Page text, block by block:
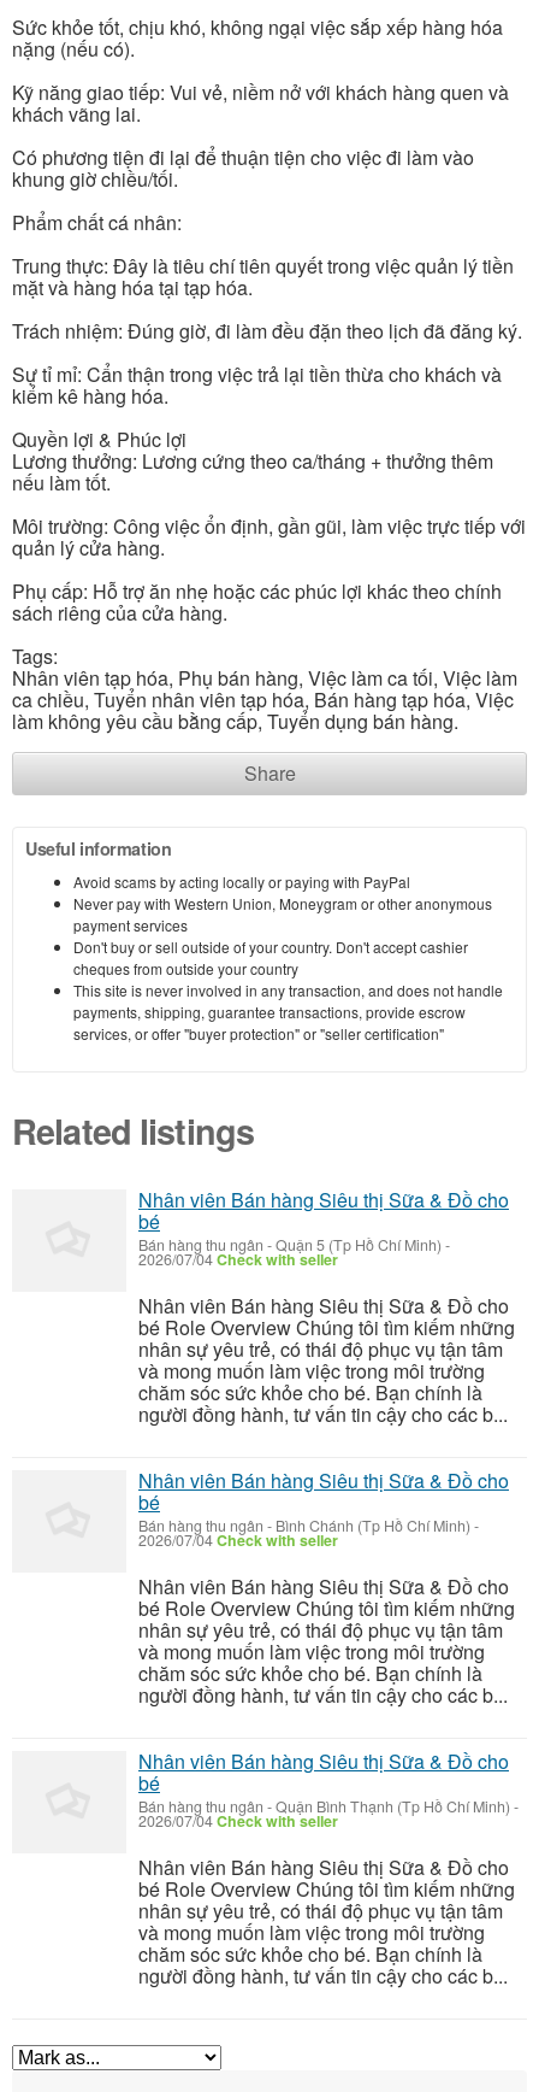
Sức khỏe tốt, chịu khó, không ngại việc sắp xếp hàng hóa
nặng (nếu có).
Kỹ năng giao tiếp: Vui vẻ, niềm nở với khách hàng quen và
khách vãng lai.
Có phương tiện đi lại để thuận tiện cho việc đi làm vào
khung giờ chiều/tối.
Phẩm chất cá nhân:
Trung thực: Đây là tiêu chí tiên quyết trong việc quản lý tiền
mặt và hàng hóa tại tạp hóa.
Trách nhiệm: Đúng giờ, đi làm đều đặn theo lịch đã đăng ký.
Sự tỉ mỉ: Cẩn thận trong việc trả lại tiền thừa cho khách và
kiểm kê hàng hóa.
Quyền lợi & Phúc lợi
Lương thưởng: Lương cứng theo ca/tháng + thưởng thêm
nếu làm tốt.
Môi trường: Công việc ổn định, gần gũi, làm việc trực tiếp với
quản lý cửa hàng.
Phụ cấp: Hỗ trợ ăn nhẹ hoặc các phúc lợi khác theo chính
sách riêng của cửa hàng.
Tags:
Nhân viên tạp hóa, Phụ bán hàng, Việc làm ca tối, Việc làm
ca chiều, Tuyển nhân viên tạp hóa, Bán hàng tạp hóa, Việc
làm không yêu cầu bằng cấp, Tuyển dụng bán hàng.
Share
Useful information
Avoid scams by acting locally or paying with PayPal
Never pay with Western Union, Moneygram or other anonymous
payment services
Don't buy or sell outside of your country. Don't accept cashier
cheques from outside your country
This site is never involved in any transaction, and does not handle
payments, shipping, guarantee transactions, provide escrow
services, or offer "buyer protection" or "seller certification"
Related listings
Nhân viên Bán hàng Siêu thị Sữa & Đồ cho
bé
Bán hàng thu ngân -Quận 5 (Tp Hồ Chí Minh) -
2026/07/04Check with seller
Nhân viên Bán hàng Siêu thị Sữa & Đồ cho
bé Role Overview Chúng tôi tìm kiếm những
nhân sự yêu trẻ, có thái độ phục vụ tận tâm
và mong muốn làm việc trong môi trường
chăm sóc sức khỏe cho bé. Bạn chính là
người đồng hành, tư vấn tin cậy cho các b...
Nhân viên Bán hàng Siêu thị Sữa & Đồ cho
bé
Bán hàng thu ngân - Bình Chánh (Tp Hồ Chí Minh) -
2026/07/04Check with seller
Nhân viên Bán hàng Siêu thị Sữa & Đồ cho
bé Role Overview Chúng tôi tìm kiếm những
nhân sự yêu trẻ, có thái độ phục vụ tận tâm
và mong muốn làm việc trong môi trường
chăm sóc sức khỏe cho bé. Bạn chính là
người đồng hành, tư vấn tin cậy cho các b...
Nhân viên Bán hàng Siêu thị Sữa & Đồ cho
bé
Bán hàng thu ngân -Quận Bình Thạnh (Tp Hồ Chí Minh) -
2026/07/04Check with seller
Nhân viên Bán hàng Siêu thị Sữa & Đồ cho
bé Role Overview Chúng tôi tìm kiếm những
nhân sự yêu trẻ, có thái độ phục vụ tận tâm
và mong muốn làm việc trong môi trường
chăm sóc sức khỏe cho bé. Bạn chính là
người đồng hành, tư vấn tin cậy cho các b...